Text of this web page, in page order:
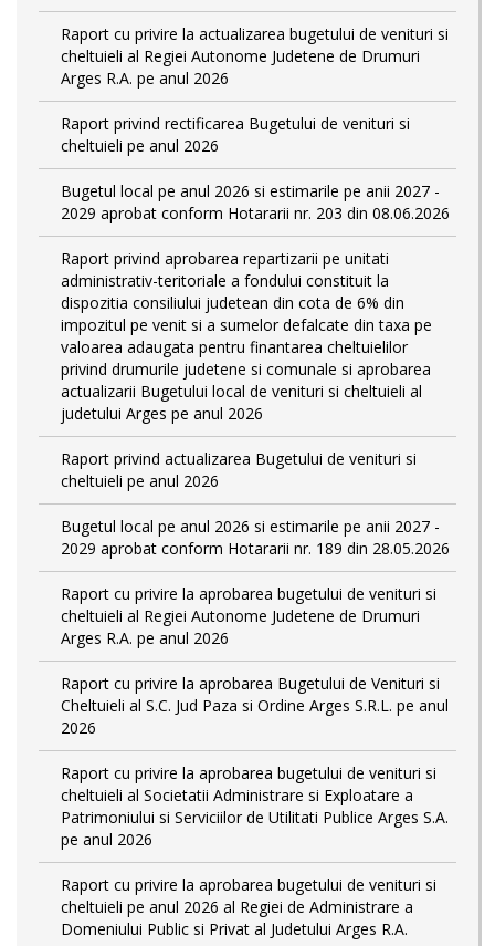
Raport cu privire la actualizarea bugetului de venituri si
cheltuieli al Regiei Autonome Judetene de Drumuri
Arges R.A. pe anul 2026
Raport privind rectificarea Bugetului de venituri si
cheltuieli pe anul 2026
Bugetul local pe anul 2026 si estimarile pe anii 2027 -
2029 aprobat conform Hotararii nr. 203 din 08.06.2026
Raport privind aprobarea repartizarii pe unitati
administrativ-teritoriale a fondului constituit la
dispozitia consiliului judetean din cota de 6% din
impozitul pe venit si a sumelor defalcate din taxa pe
valoarea adaugata pentru finantarea cheltuielilor
privind drumurile judetene si comunale si aprobarea
actualizarii Bugetului local de venituri si cheltuieli al
judetului Arges pe anul 2026
Raport privind actualizarea Bugetului de venituri si
cheltuieli pe anul 2026
Bugetul local pe anul 2026 si estimarile pe anii 2027 -
2029 aprobat conform Hotararii nr. 189 din 28.05.2026
Raport cu privire la aprobarea bugetului de venituri si
cheltuieli al Regiei Autonome Judetene de Drumuri
Arges R.A. pe anul 2026
Raport cu privire la aprobarea Bugetului de Venituri si
Cheltuieli al S.C. Jud Paza si Ordine Arges S.R.L. pe anul
2026
Raport cu privire la aprobarea bugetului de venituri si
cheltuieli al Societatii Administrare si Exploatare a
Patrimoniului si Serviciilor de Utilitati Publice Arges S.A.
pe anul 2026
Raport cu privire la aprobarea bugetului de venituri si
cheltuieli pe anul 2026 al Regiei de Administrare a
Domeniului Public si Privat al Judetului Arges R.A.